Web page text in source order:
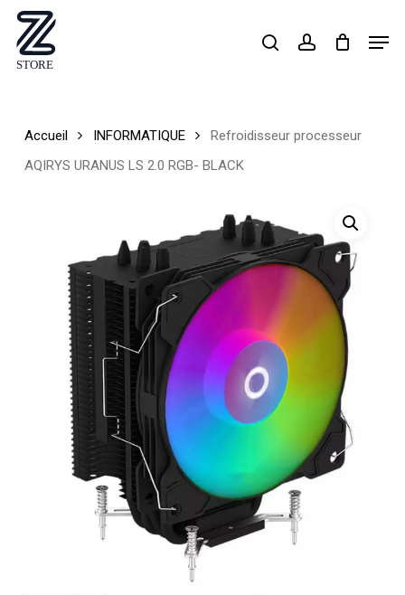
Skip
main
searchaccount
Accueil INFORMATIQUE
Refroidisseur processeur
AQIRYS URANUS LS 2.0 RGB- BLACK